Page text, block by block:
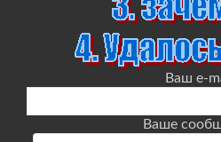
Ваш e-
Ваше